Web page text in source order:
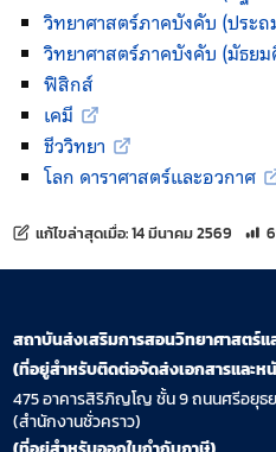
วิทยาศาสตร์ภาคบังคับ (ประ
วิทยาศาสตร์ภาคบังคับ (มัธย
ฟิสิกส์
เคมี
ชีววิทยา
โลก ดาราศาสตร์และอวกาศ
แก้ไขล่าสุดเมื่อ:14 มีนาคม 2569 จำน
สถาบันส่งเสริมการสอนวิทยาศาสตร์แ
(ที่อยู่สำหรับติดต่อจัดส่งเอกสารและห
475 อาคารสิริภิญโญ ชั้น 9 ถนนศรีอยุธ
(สำนักงานชั่วคราว)